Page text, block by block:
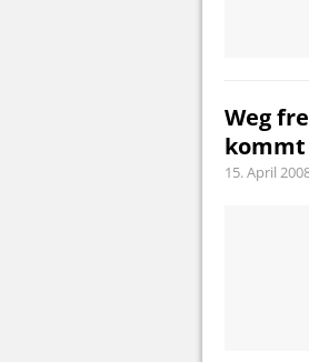
Weg
kommt
15. April